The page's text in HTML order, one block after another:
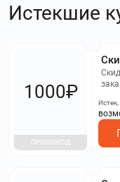
Истекшие
1000₽
ПРОМОКОД
Истек,